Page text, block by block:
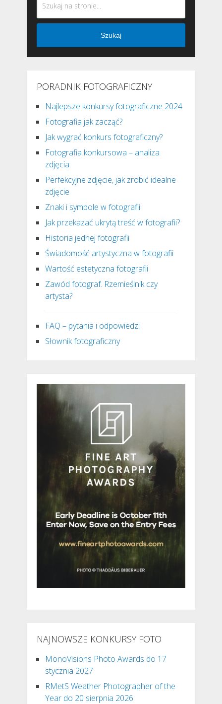
Szukaj
PORADNIK FOTOGRAFICZNY
Najlepsze konkursy fotograficzne 2024
Fotografia jak zacząć?
Jak wygrać konkurs fotograficzny?
Fotografia konkursowa – analiza
zdjęcia
Perfekcyjne zdjęcie, jak zrobić idealne
zdjęcie
Znaki i symbole w fotografii
Jak przekazać ukrytą treść w fotografii?
Historia jednej fotografii
Świadomość artystyczna w fotografii
Wartość estetyczna fotografii
Zawód fotograf. Rzemieślnik czy
artysta?
FAQ – pytania i odpowiedzi
Słownik fotograficzny
NAJNOWSZE KONKURSY FOTO
MonoVisions Photo Awards do 17
stycznia 2027
RMetS Weather Photographer of the
Year do 20 sierpnia 2026